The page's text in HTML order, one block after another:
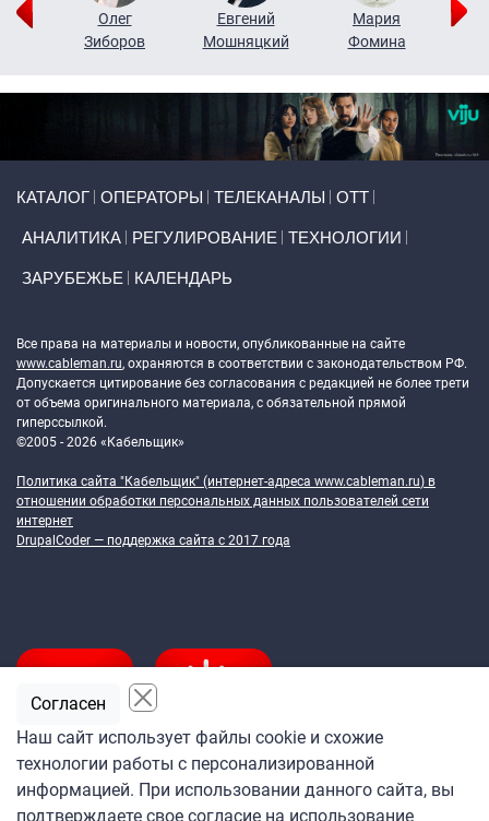
Олег
Зиборов
Евгений
Мошняцкий
Мария
Фомина
КАТАЛОГ ОПЕРАТОРЫ ТЕЛЕКАНАЛЫ ОТТ
АНАЛИТИКА РЕГУЛИРОВАНИЕ ТЕХНОЛОГИИ
ЗАРУБЕЖЬЕ КАЛЕНДАРЬ
Все права на материалы и новости, опубликованные на сайте
www.cableman.ru, охраняются в соответствии с законодательством РФ.
Допускается цитирование без согласования с редакцией не более трети
от объема оригинального материала, с обязательной прямой
гиперссылкой.
©2005 - 2026 «Кабельщик»
Политика сайта "Кабельщик" (интернет-адреса www.cableman.ru) в
отношении обработки персональных данных пользователей сети
интернет
DrupalCoder — поддержка сайта c 2017 года
Подпишитесь
на ежедневную рассылку
Наш сайт использует файлы cookie и схожие
технологии работы с персонализированной
информацией. При использовании данного сайта, вы
подтверждаете свое согласие на использование
Согласен